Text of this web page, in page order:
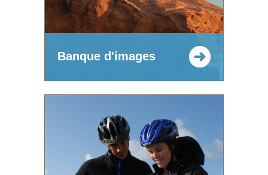
Banque d'images